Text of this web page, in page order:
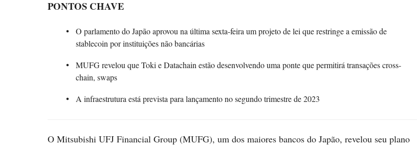
PONTOS CHAVE
O parlamento do Japão aprovou na última sexta-feira um projeto de lei que restringe a emissão de
stablecoin por instituições não bancárias
MUFG revelou que Toki e Datachain estão desenvolvendo uma ponte que permitirá transações cross-
chain, swaps
A infraestrutura está prevista para lançamento no segundo trimestre de 2023
O Mitsubishi UFJ Financial Group (MUFG), um dos maiores bancos do Japão, revelou seu plano